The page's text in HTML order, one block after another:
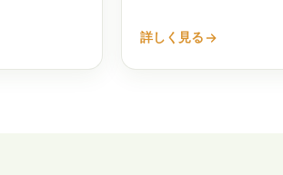
詳しく見る